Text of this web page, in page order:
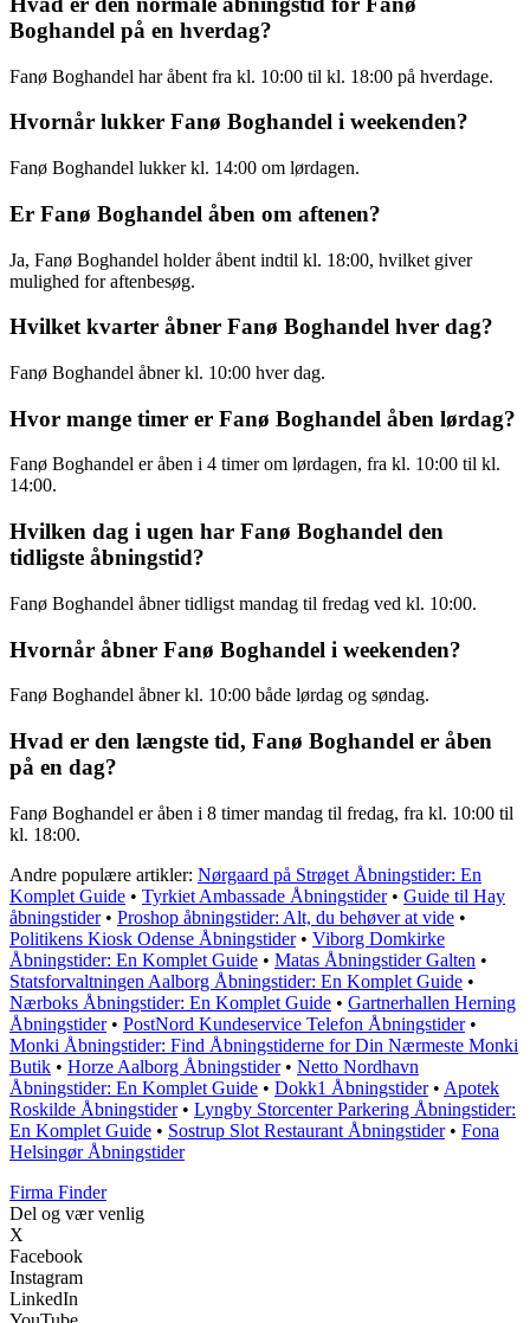
Boghandel på en hverdag?
Fanø Boghandel har åbent fra kl. 10:00 til kl. 18:00 på hverdage.
Hvornår lukker Fanø Boghandel i weekenden?
Fanø Boghandel lukker kl. 14:00 om lørdagen.
Er Fanø Boghandel åben om aftenen?
Ja, Fanø Boghandel holder åbent indtil kl. 18:00, hvilket giver
mulighed for aftenbesøg.
Hvilket kvarter åbner Fanø Boghandel hver dag?
Fanø Boghandel åbner kl. 10:00 hver dag.
Hvor mange timer er Fanø Boghandel åben lørdag?
Fanø Boghandel er åben i 4 timer om lørdagen, fra kl. 10:00 til kl.
14:00.
Hvilken dag i ugen har Fanø Boghandel den
tidligste åbningstid?
Fanø Boghandel åbner tidligst mandag til fredag ved kl. 10:00.
Hvornår åbner Fanø Boghandel i weekenden?
Fanø Boghandel åbner kl. 10:00 både lørdag og søndag.
Hvad er den længste tid, Fanø Boghandel er åben
på en dag?
Fanø Boghandel er åben i 8 timer mandag til fredag, fra kl. 10:00 til
kl. 18:00.
Andre populære artikler: Nørgaard på Strøget Åbningstider: En
Komplet Guide • Tyrkiet Ambassade Åbningstider• Guide til Hay
åbningstider• Proshop åbningstider: Alt, du behøver at vide •
Politikens Kiosk Odense Åbningstider• Viborg Domkirke
Åbningstider: En Komplet Guide • Matas Åbningstider Galten •
Statsforvaltningen Aalborg Åbningstider: En Komplet Guide •
Nærboks Åbningstider: En Komplet Guide • Gartnerhallen Herning
Åbningstider• PostNord Kundeservice Telefon Åbningstider•
Monki Åbningstider: Find Åbningstiderne for Din Nærmeste Monki
Butik • Horze Aalborg Åbningstider• Netto Nordhavn
Åbningstider: En Komplet Guide • Dokk1 Åbningstider• Apotek
Roskilde Åbningstider• Lyngby Storcenter Parkering Åbningstider:
En Komplet Guide • Sostrup Slot Restaurant Åbningstider• Fona
Helsingør Åbningstider
Firma Finder
Del og vær venlig
X
Facebook
Instagram
LinkedIn